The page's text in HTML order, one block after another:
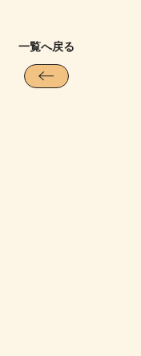
一覧へ戻る